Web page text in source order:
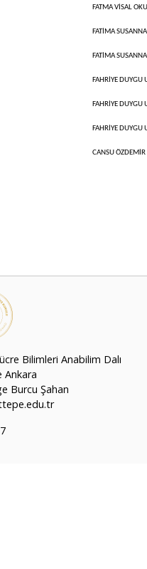
FATMA VİSAL
FATİMA
FATİMA
FAHRİYE DUYGU
FAHRİYE DUYGU
FAHRİYE DUYGU
CANSU ÖZDEMİR
Bilimleri Anabilim Dalı
Ankara
Burcu Şahan